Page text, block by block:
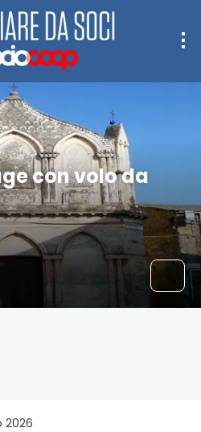
con volo da
2026